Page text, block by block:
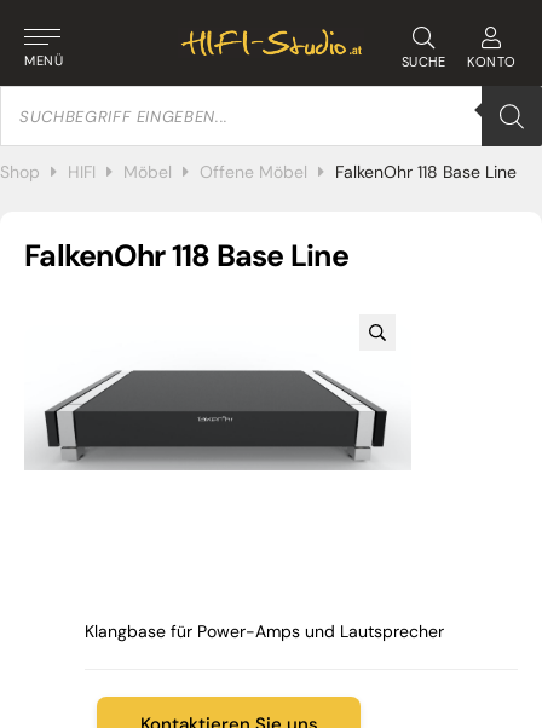
MENÜ SUCHE KONTO
Products
search
Shop HIFI Möbel Offene Möbel FalkenOhr 118 Base Line
FalkenOhr 118 Base Line
Klangbase für Power-Amps und Lautsprecher